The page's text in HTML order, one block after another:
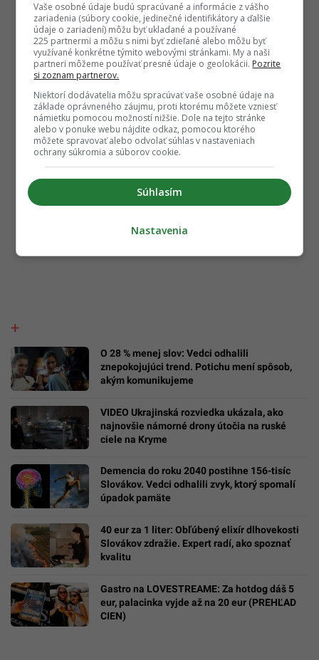
O 28 % menej slov: Vedci odhalili
znepokojujúci trend. Potichu mení spôsob,
akým komunikujeme
VIDEO Ukrajinská rozviedka ukázala, ako
najnovšie námorné drony útočia na ruské
ciele na Kryme
Demencia do roku 2040 postihne 156-tisíc
Slovákov. Vedci odhalili zvyk, ktorý spomalí
úpadok pamäte
40 eur za 1 liter: Obľúbený elixír dlhovekosti
Slovákov zdražie. Expert radí, ako spoznať
kvalitu
Gastro na LOVESTREAME: Za hotdog dáš 5
eur, palacinka vyjde až na 20 eur (PREHĽAD
CIEN)
Vaše osobné údaje budú spracúvané a informácie z vášho
zariadenia (súbory cookie, jedinečné identifikátory a ďalšie
údaje o zariadení) môžu byť ukladané a používané
225 partnermi a môžu s nimi byť zdieľané alebo môžu byť
využívané konkrétne týmito webovými stránkami. My a naši
partneri môžeme používať presné údaje o geolokácii. Pozrite
si zoznam partnerov.
Niektorí dodávatelia môžu spracúvať vaše osobné údaje na
základe oprávneného záujmu, proti ktorému môžete vzniesť
námietku pomocou možností nižšie. Dole na tejto stránke
alebo v ponuke webu nájdite odkaz, pomocou ktorého
môžete spravovať alebo odvolať súhlas v nastaveniach
ochrany súkromia a súborov cookie.
Súhlasím
Nastavenia